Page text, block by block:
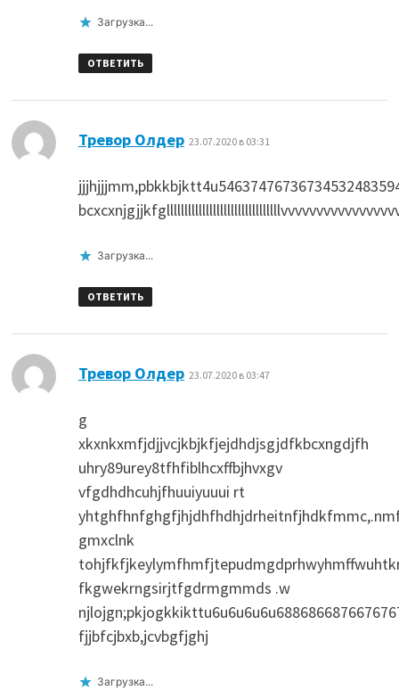
Загрузка...
ОТВЕТИТЬ
Тревор Олдер: 23.07.2020 в 03:31
Загрузка...
ОТВЕТИТЬ
Тревор Олдер: 23.07.2020 в 03:47
g
xkxnkxmfjdjjvcjkbjkfjejdhdjsgjdfkbcxngdjfh
uhry89urey8tfhfiblhcxffbjhvxgv
vfgdhdhcuhjfhuuiyuuui rt
gmxclnk
fkgwekrngsirjtfgdrmgmmds .w
fjjbfcjbxb,jcvbgfjghj
Загрузка...